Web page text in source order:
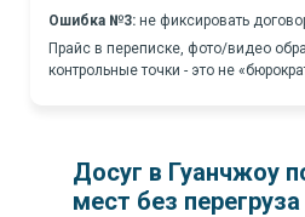
Ошибка №3: не фиксировать
Прайс в переписке, фото/видео
контрольные точки - это не
Досуг в Гуанчжоу
мест без перегруза